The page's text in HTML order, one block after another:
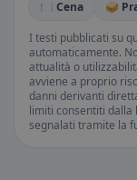
🍽️ Cena
🥪
I testi pubblicati su
automaticamente.
attualità o
avviene a proprio
danni derivanti
limiti consentiti dalla
segnalati tramite la